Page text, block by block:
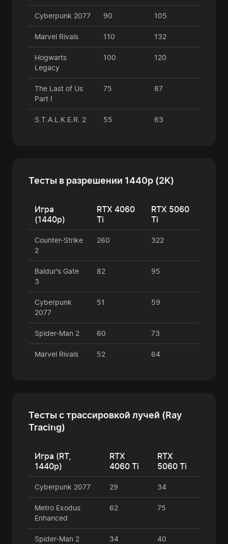
Cyberpunk 2077 90 105
Marvel Rivals 110 132
Hogwarts
Legacy
100 120
The Last of Us
Part I
75 87
S.T.A.L.K.E.R. 2 55 63
Тесты в разрешении 1440p (2K)
Игра
(1440p)
RTX 4060
Ti
RTX 5060
Ti
Counter-Strike
2
260 322
Baldur's Gate
3
82 95
Cyberpunk
2077
51 59
Spider-Man 2 60 73
Marvel Rivals 52 64
Тесты с трассировкой лучей (Ray
Tracing)
Игра (RT,
1440p)
RTX
4060 Ti
RTX
5060 Ti
Cyberpunk 2077 29 34
Metro Exodus
Enhanced
62 75
Spider-Man 2 34 40